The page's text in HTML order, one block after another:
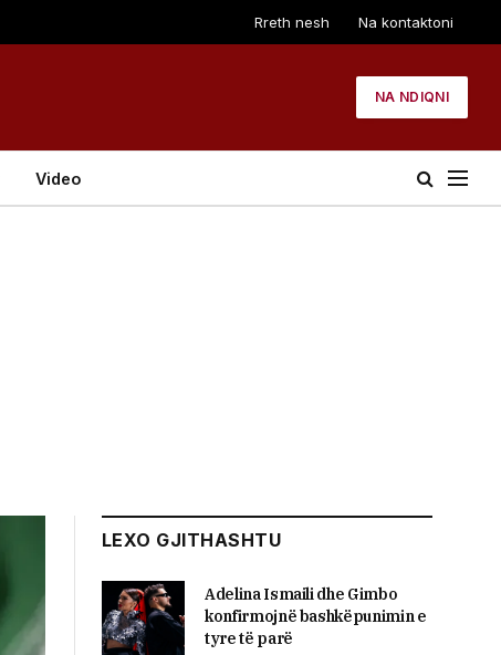
Rreth nesh Na kontaktoni
NA NDIQNI
Video
LEXO GJITHASHTU
Adelina Ismaili dhe Gimbo
konfirmojnë bashkëpunimin e
tyre të parë